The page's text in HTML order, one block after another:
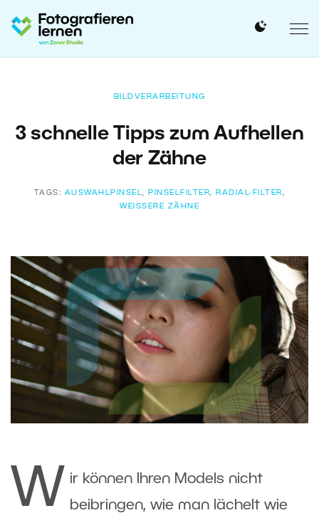
BILDVERARBEITUNG
3 schnelle Tipps zum Aufhellen
der Zähne
TAGS: AUSWAHLPINSEL, PINSELFILTER, RADIAL-FILTER ,
WEISSERE ZÄHNE
W ir können Ihren Models nicht
beibringen, wie man lächelt wie